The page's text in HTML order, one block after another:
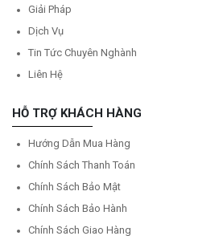
Giải Pháp
Dịch Vụ
Tin Tức Chuyên Nghành
Liên Hệ
HỖ TRỢ KHÁCH HÀNG
Hướng Dẫn Mua Hàng
Chính Sách Thanh Toán
Chính Sách Bảo Mật
Chính Sách Bảo Hành
Chính Sách Giao Hàng